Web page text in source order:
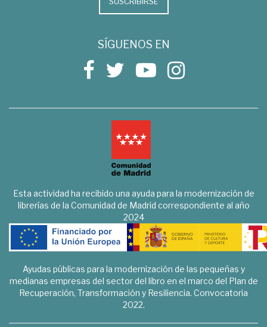
SÍGUENOS EN
Esta actividad ha recibido una ayuda para la modernización de
librerías de la Comunidad de Madrid correspondiente al año
2024
Ayudas públicas para la modernización de las pequeñas y
medianas empresas del sector del libro en el marco del Plan de
Recuperación, Transformación y Resiliencia. Convocatoria
2022.